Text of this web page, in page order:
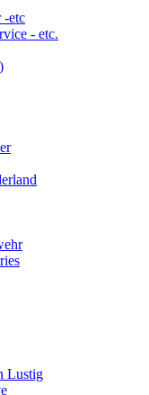
-etc
- etc.
Lustig